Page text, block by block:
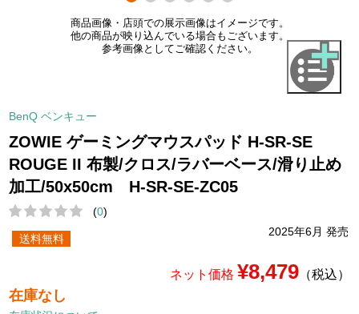
商品画像・店頭での展示画像はイメージです。
他の商品が映り込んでいる場合もございます。
参考画像としてご確認ください。
BenQ ベンキュー
ZOWIE ゲーミングマウスパッド H-SR-SE
ROUGE II 布製/クロス/ラバーベース/滑り止め
加工/50x50cm H-SR-SE-ZC05
(0)
2025年6月 発売
送料無料
ネット価格 ¥8,479（税込）
在庫なし